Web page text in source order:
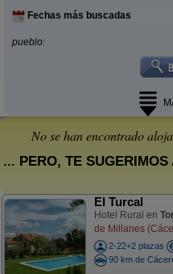
Fechas más buscadas
pueblo:
No se han encontrado
... PERO, TE
El Turcal
Hotel Rural en
de Millanes
2-22+2 plazas
90 km de